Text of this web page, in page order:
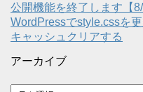
公開機能を終了します【
WordPressでstyle.cssを
キャッシュクリアする
アーカイブ